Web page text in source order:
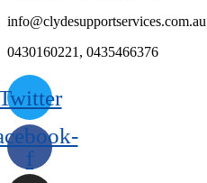
info@clydesupportservices.com.au
0430160221, 0435466376
f